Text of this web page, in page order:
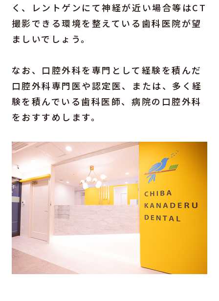
く、レントゲンにて神経が近い場合等はCT
撮影できる環境を整えている歯科医院が望
ましいでしょう。
なお、口腔外科を専門として経験を積んだ
口腔外科専門医や認定医、または、多く経
験を積んでいる歯科医師、病院の口腔外科
をおすすめします。